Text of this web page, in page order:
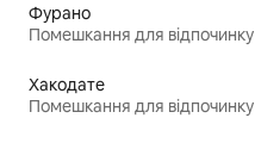
Фурано
Помешкання для відпочинку
Хакодате
Помешкання для відпочинку